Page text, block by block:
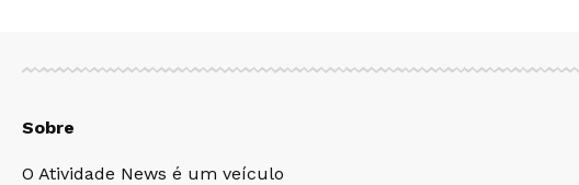
Sobre
O Atividade News é um veículo